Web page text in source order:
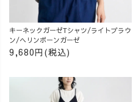
キーネックガーゼTシャツ/ライトブラウ
ン/ヘリンボーンガーゼ
9,680円(税込)